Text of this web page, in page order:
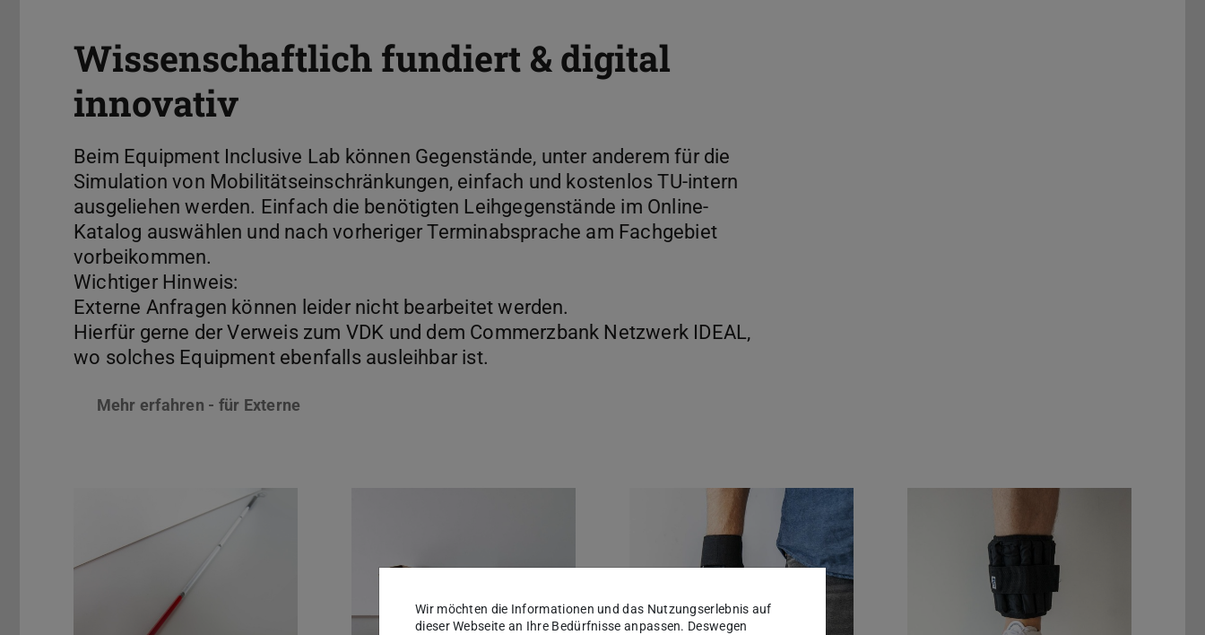
Wissenschaftlich fundiert & digital
innovativ
Beim Equipment Inclusive Lab können Gegenstände, unter anderem für die
Simulation von Mobilitätseinschränkungen, einfach und kostenlos TU-intern
ausgeliehen werden. Einfach die benötigten Leihgegenstände im Online-
Katalog auswählen und nach vorheriger Terminabsprache am Fachgebiet
vorbeikommen.
Wichtiger Hinweis:
Externe Anfragen können leider nicht bearbeitet werden.
Hierfür gerne der Verweis zum VDK und dem Commerzbank Netzwerk IDEAL,
wo solches Equipment ebenfalls ausleihbar ist.
Mehr erfahren - für Externe
Gewichtsmanschetten Fußgelenke
Wir möchten die Informationen und das Nutzungserlebnis auf
dieser Webseite an Ihre Bedürfnisse anpassen. Deswegen